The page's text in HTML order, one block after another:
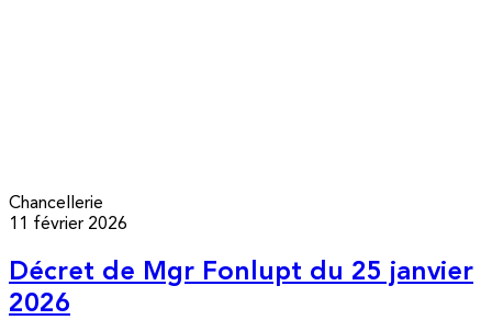
Chancellerie
11 février 2026
Décret de Mgr Fonlupt du 25 janvier
2026